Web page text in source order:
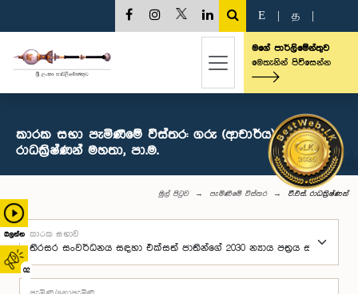
බලන්න
02
E த
මගේ පාර්ලිමේන්තුව
මෙතැනින් පිවිසෙන්න
කාරක සභා පැමිණීමේ විස්තර: ගරු (ආචාර්ය) වී.එස්.
රාධක්‍රිෂ්ණන් මහතා, පා.ම.
මුල් පිටුව පැමිණීමේ විස්තර වී.එස්. රාධක්‍රිෂ්ණන්
කාරක සභාව